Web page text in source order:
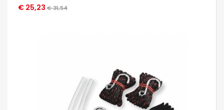
€ 25,23 € 31,54
OCCHIATA VELOCE